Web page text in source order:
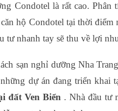
Condotel là rất cao.
hộ Condotel tại thời
nhanh tay sẽ thu về lợi
sạn nghỉ dưỡng Nha
dự án đang triển
đất Ven Biển . Nhà đầu tư